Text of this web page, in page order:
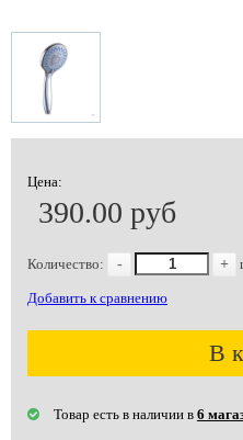
Цена:
390.00 руб
Количество: - +
Добавить к сравнению
В
Товар есть в наличии в 6